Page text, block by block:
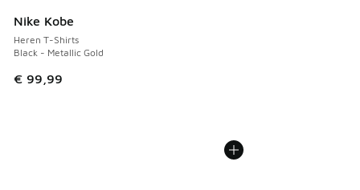
Nike Kobe
Heren T-Shirts
Black - Metallic Gold
€ 99,99